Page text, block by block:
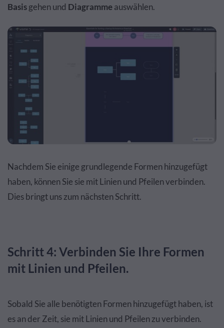
Basisgehen und Diagrammeauswählen.
Nachdem Sie einige grundlegende Formen hinzugefügt
haben, können Sie sie mit Linien und Pfeilen verbinden.
Dies bringt uns zum nächsten Schritt.
Schritt 4: Verbinden Sie Ihre Formen
mit Linien und Pfeilen.
Sobald Sie alle benötigten Formen hinzugefügt haben, ist
es an der Zeit, sie mit Linien und Pfeilen zu verbinden.